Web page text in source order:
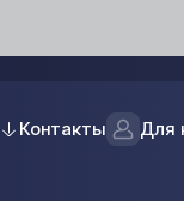
Контакты Для